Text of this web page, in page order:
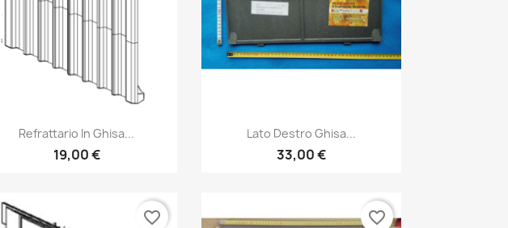
Anteprima
Refrattario In Ghisa...
19,00 €
Anteprima
Lato Destro Ghisa...
33,00 €
favorite_border favorite_border